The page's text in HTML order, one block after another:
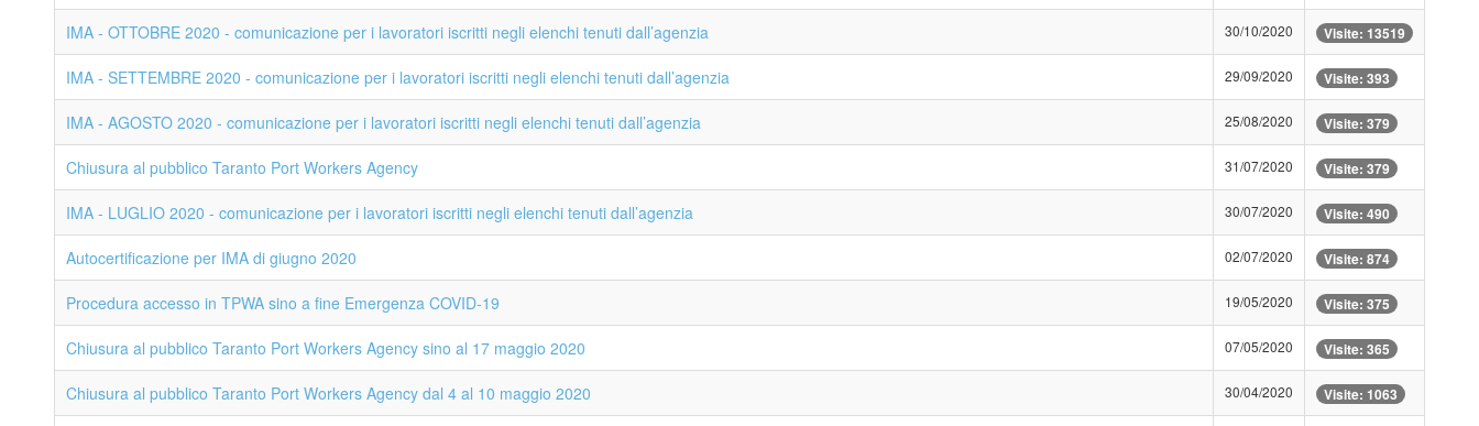
IMA - OTTOBRE 2020 - comunicazione per i lavoratori iscritti negli elenchi tenuti dall’agenzia 30/10/2020 Visite: 13519
IMA - SETTEMBRE 2020 - comunicazione per i lavoratori iscritti negli elenchi tenuti dall’agenzia 29/09/2020 Visite: 393
IMA - AGOSTO 2020 - comunicazione per i lavoratori iscritti negli elenchi tenuti dall’agenzia 25/08/2020 Visite: 379
Chiusura al pubblico Taranto Port Workers Agency 31/07/2020 Visite: 379
IMA - LUGLIO 2020 - comunicazione per i lavoratori iscritti negli elenchi tenuti dall’agenzia 30/07/2020 Visite: 490
Autocertificazione per IMA di giugno 2020 02/07/2020 Visite: 874
Procedura accesso in TPWA sino a fine Emergenza COVID-19 19/05/2020 Visite: 375
Chiusura al pubblico Taranto Port Workers Agency sino al 17 maggio 2020 07/05/2020 Visite: 365
Chiusura al pubblico Taranto Port Workers Agency dal 4 al 10 maggio 2020 30/04/2020 Visite: 1063